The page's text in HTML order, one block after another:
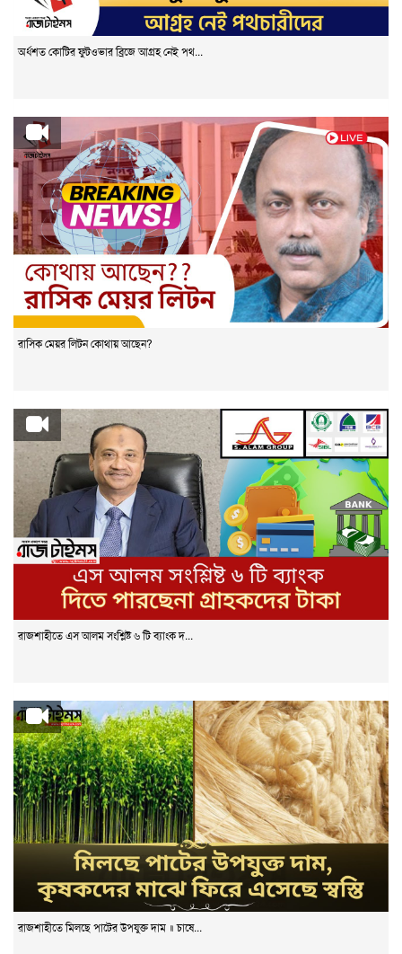
অর্ধশত কোটির ফুটওভার ব্রিজে আগ্রহ নেই পথ...
রাসিক মেয়র লিটন কোথায় আছেন?
রাজশাহীতে এস আলম সংশ্লিষ্ট ৬ টি ব্যাংক দ...
রাজশাহীতে মিলছে পাটের উপযুক্ত দাম ॥ চাষে...